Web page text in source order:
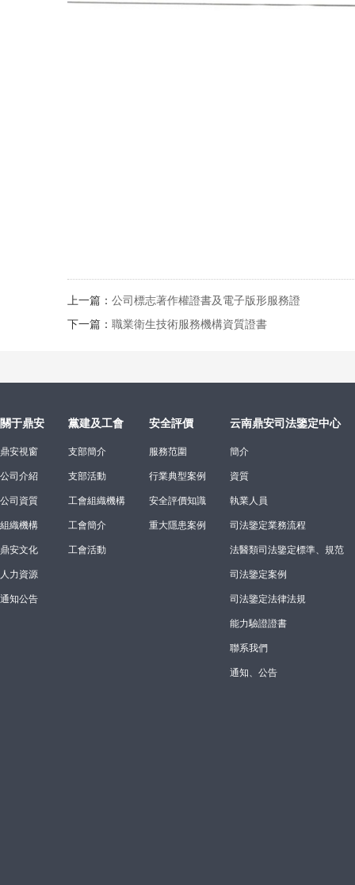
上一篇： 公司標志著作權證書及電子版形服務證
下一篇： 職業衛生技術服務機構資質證書
關于鼎安
鼎安視窗
公司介紹
公司資質
組織機構
鼎安文化
人力資源
通知公告
黨建及工會
支部簡介
支部活動
工會組織機構
工會簡介
工會活動
安全評價
服務范圍
行業典型案例
安全評價知識
重大隱患案例
云南鼎安司法鑒定中心
簡介
資質
執業人員
司法鑒定業務流程
法醫類司法鑒定標準、規范
司法鑒定案例
司法鑒定法律法規
能力驗證證書
聯系我們
通知、公告